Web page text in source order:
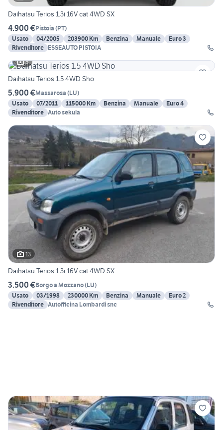
Daihatsu Terios 1.3i 16V cat 4WD SX
4.900 €Pistoia (PT)
Usato
04/2005 203900 Km Benzina Manuale
Euro 3
Rivenditore ESSEAUTO PISTOIA
8
Daihatsu Terios 1.5 4WD Sho
5.900 €Massarosa (LU)
Usato
07/2011 115000 Km Benzina Manuale
Euro 4
Rivenditore Auto sekula
13
Daihatsu Terios 1.3i 16V cat 4WD SX
3.500 €Borgo a Mozzano(LU)
Usato
03/1998 230000 Km Benzina Manuale
Euro 2
Rivenditore Autofficina Lombardi snc